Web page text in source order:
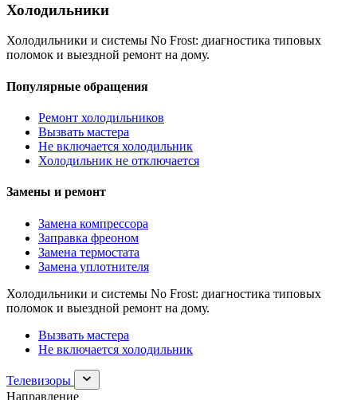
Холодильники
Холодильники и системы No Frost: диагностика типовых
поломок и выездной ремонт на дому.
Популярные обращения
Ремонт холодильников
Вызвать мастера
Не включается холодильник
Холодильник не отключается
Замены и ремонт
Замена компрессора
Заправка фреоном
Замена термостата
Замена уплотнителя
Холодильники и системы No Frost: диагностика типовых
поломок и выездной ремонт на дому.
Вызвать мастера
Не включается холодильник
Телевизоры
Раскрыть
раздел
Направление